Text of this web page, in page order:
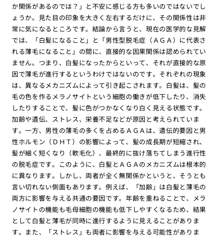
か関係があるのでは？」と不安に感じる方も多いのではないでし
ょうか。見た目の印象を大きく左右するだけに、その関係性は非
常に気になるところです。結論から言うと、現在の医学的な見解
では、「白髪になること」と「男性型脱毛症（ＡＧＡ）に代表さ
れる薄毛になること」の間に、直接的な因果関係は認められてい
ません。つまり、白髪になったからといって、それが直接的な原
因で薄毛が進行するというわけではないのです。それぞれの現象
は、異なるメカニズムによって引き起こされます。白髪は、髪の
毛の色を作るメラノサイトという細胞の働きが低下したり、消失
したりすることで、髪に色がつかなくなり白く見える状態です。
加齢や遺伝、ストレス、栄養不足などが原因と考えられていま
す。一方、男性の薄毛の多くを占めるＡＧＡは、遺伝的要因と男
性ホルモン（ＤＨＴ）の影響によって、髪の成長期が短縮され、
髪が細く短くなり（軟毛化）、最終的に抜け落ちてしまう進行性
の脱毛症です。このように、白髪とＡＧＡのメカニズムは根本的
に異なります。しかし、両者が全く無関係かというと、そうとも
言い切れない側面もあります。例えば、「加齢」は白髪と薄毛の
両方に影響を与える共通の要因です。年齢を重ねることで、メラ
ノサイトの機能も毛母細胞の機能も低下しやすくなるため、結果
として白髪と薄毛が同時に進行するように見えることがありま
す。また、「ストレス」も両者に影響を与える可能性がありま